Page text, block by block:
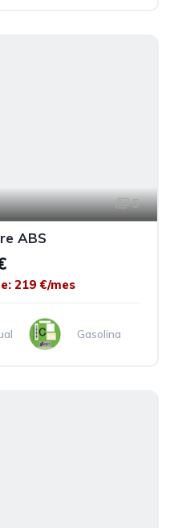
5
ABS
219 €/mes
Gasolina